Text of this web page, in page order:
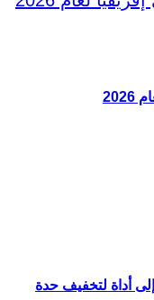
أداة لتخفيف حدة